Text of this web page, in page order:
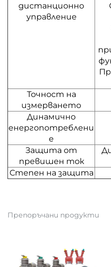
дистанционно
управление
Точност на
измерването
Динамично
енергопотреблени
е
Защита от
превишен ток
Степен на защита
Препоръчани продукти